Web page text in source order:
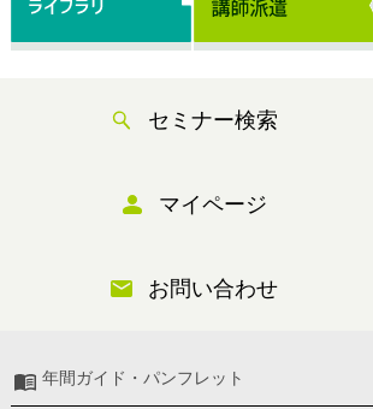
セミナー検索
マイページ
お問い合わせ
年間ガイド・パンフレット
表示できるセミナー情報はあり